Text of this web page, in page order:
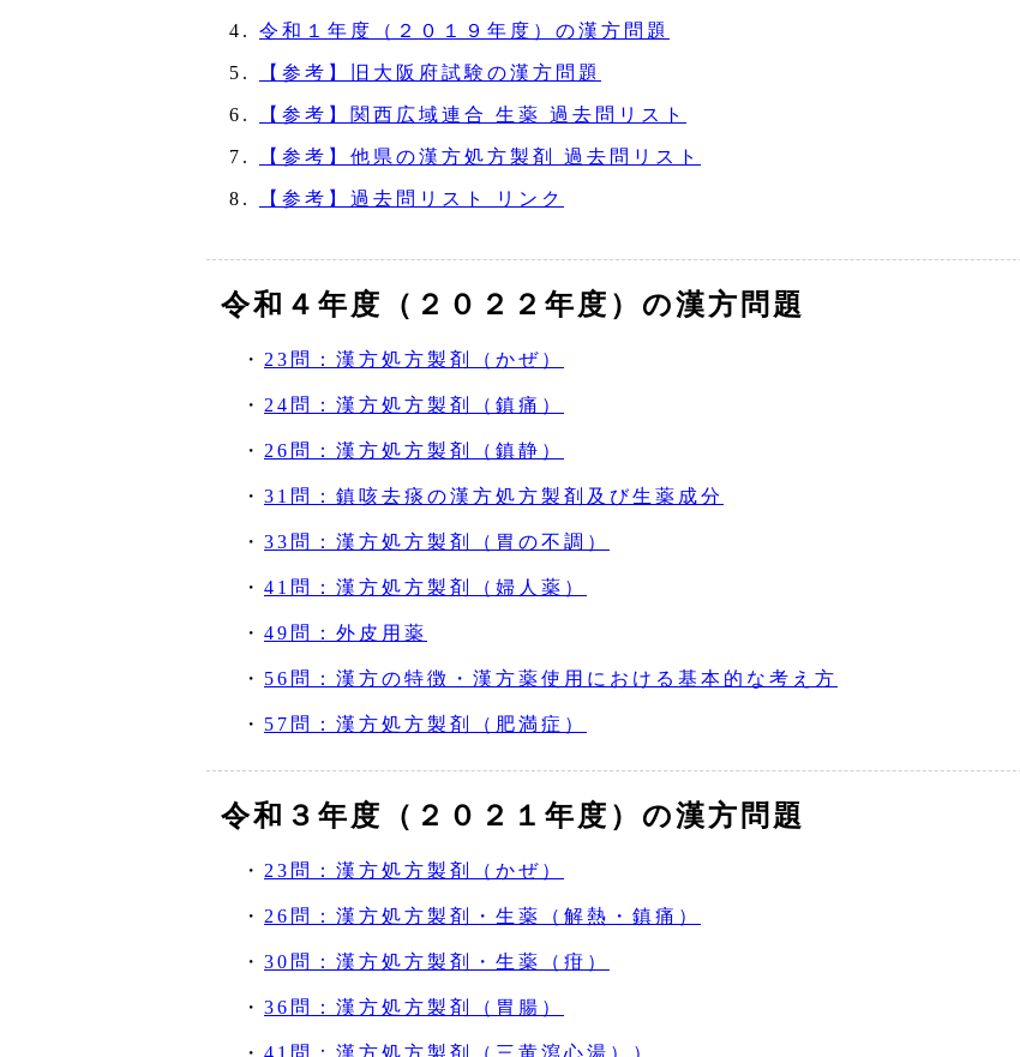
令和１年度（２０１９年度）の漢方問題
【参考】旧大阪府試験の漢方問題
【参考】関西広域連合 生薬 過去問リスト
【参考】他県の漢方処方製剤 過去問リスト
【参考】過去問リスト リンク
令和４年度（２０２２年度）の漢方問題
・ 23問：漢方処方製剤（かぜ）
・ 24問：漢方処方製剤（鎮痛）
・ 26問：漢方処方製剤（鎮静）
・ 31問：鎮咳去痰の漢方処方製剤及び生薬成分
・ 33問：漢方処方製剤（胃の不調）
・ 41問：漢方処方製剤（婦人薬）
・ 49問：外皮用薬
・ 56問：漢方の特徴・漢方薬使用における基本的な考え方
・ 57問：漢方処方製剤（肥満症）
令和３年度（２０２１年度）の漢方問題
・ 23問：漢方処方製剤（かぜ）
・ 26問：漢方処方製剤・生薬（解熱・鎮痛）
・ 30問：漢方処方製剤・生薬（疳）
・ 36問：漢方処方製剤（胃腸）
・ 41問：漢方処方製剤（三黄瀉心湯））